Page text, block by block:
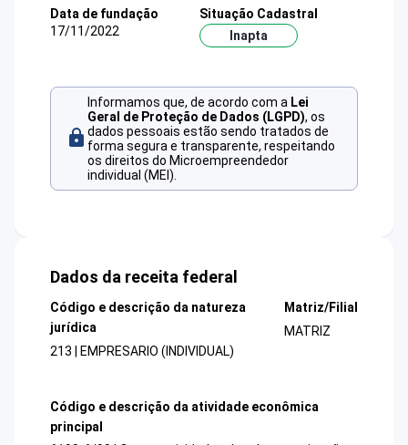
Data de fundação
17/11/2022
Situação Cadastral
Inapta
Informamos que, de acordo com a Lei
Geral de Proteção de Dados (LGPD), os
dados pessoais estão sendo tratados de
forma segura e transparente, respeitando
os direitos do Microempreendedor
individual (MEI).
Dados da receita federal
Código e descrição da natureza
jurídica
213 | EMPRESARIO (INDIVIDUAL)
Matriz/Filial
MATRIZ
Código e descrição da atividade econômica
principal